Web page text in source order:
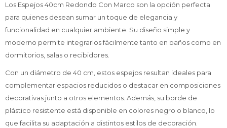
Los Espejos 40cm Redondo Con Marco son la opción perfecta
para quienes desean sumar un toque de elegancia y
funcionalidad en cualquier ambiente. Su diseño simple y
moderno permite integrarlos fácilmente tanto en baños como en
dormitorios, salas o recibidores.
Con un diámetro de 40 cm, estos espejos resultan ideales para
complementar espacios reducidos o destacar en composiciones
decorativas junto a otros elementos. Además, su borde de
plástico resistente está disponible en colores negro o blanco, lo
que facilita su adaptación a distintos estilos de decoración.